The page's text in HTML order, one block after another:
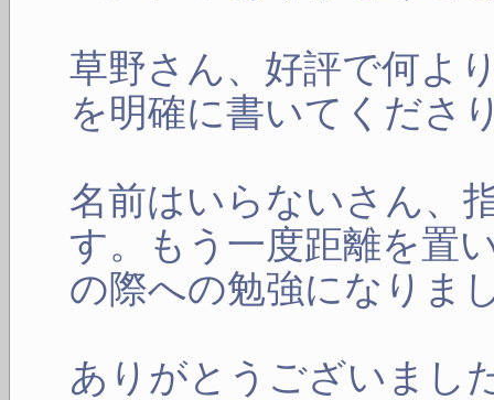
草野さん、好評で何よ
を明確に書いてくださ
名前はいらないさん、
す。もう一度距離を置
の際への勉強になりま
ありがとうございま